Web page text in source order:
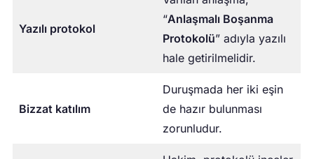
Yazılı protokol
“Anlaşmalı Boşanma
Protokolü” adıyla yazılı
hale getirilmelidir.
Bizzat katılım
Duruşmada her iki eşin
de hazır bulunması
zorunludur.